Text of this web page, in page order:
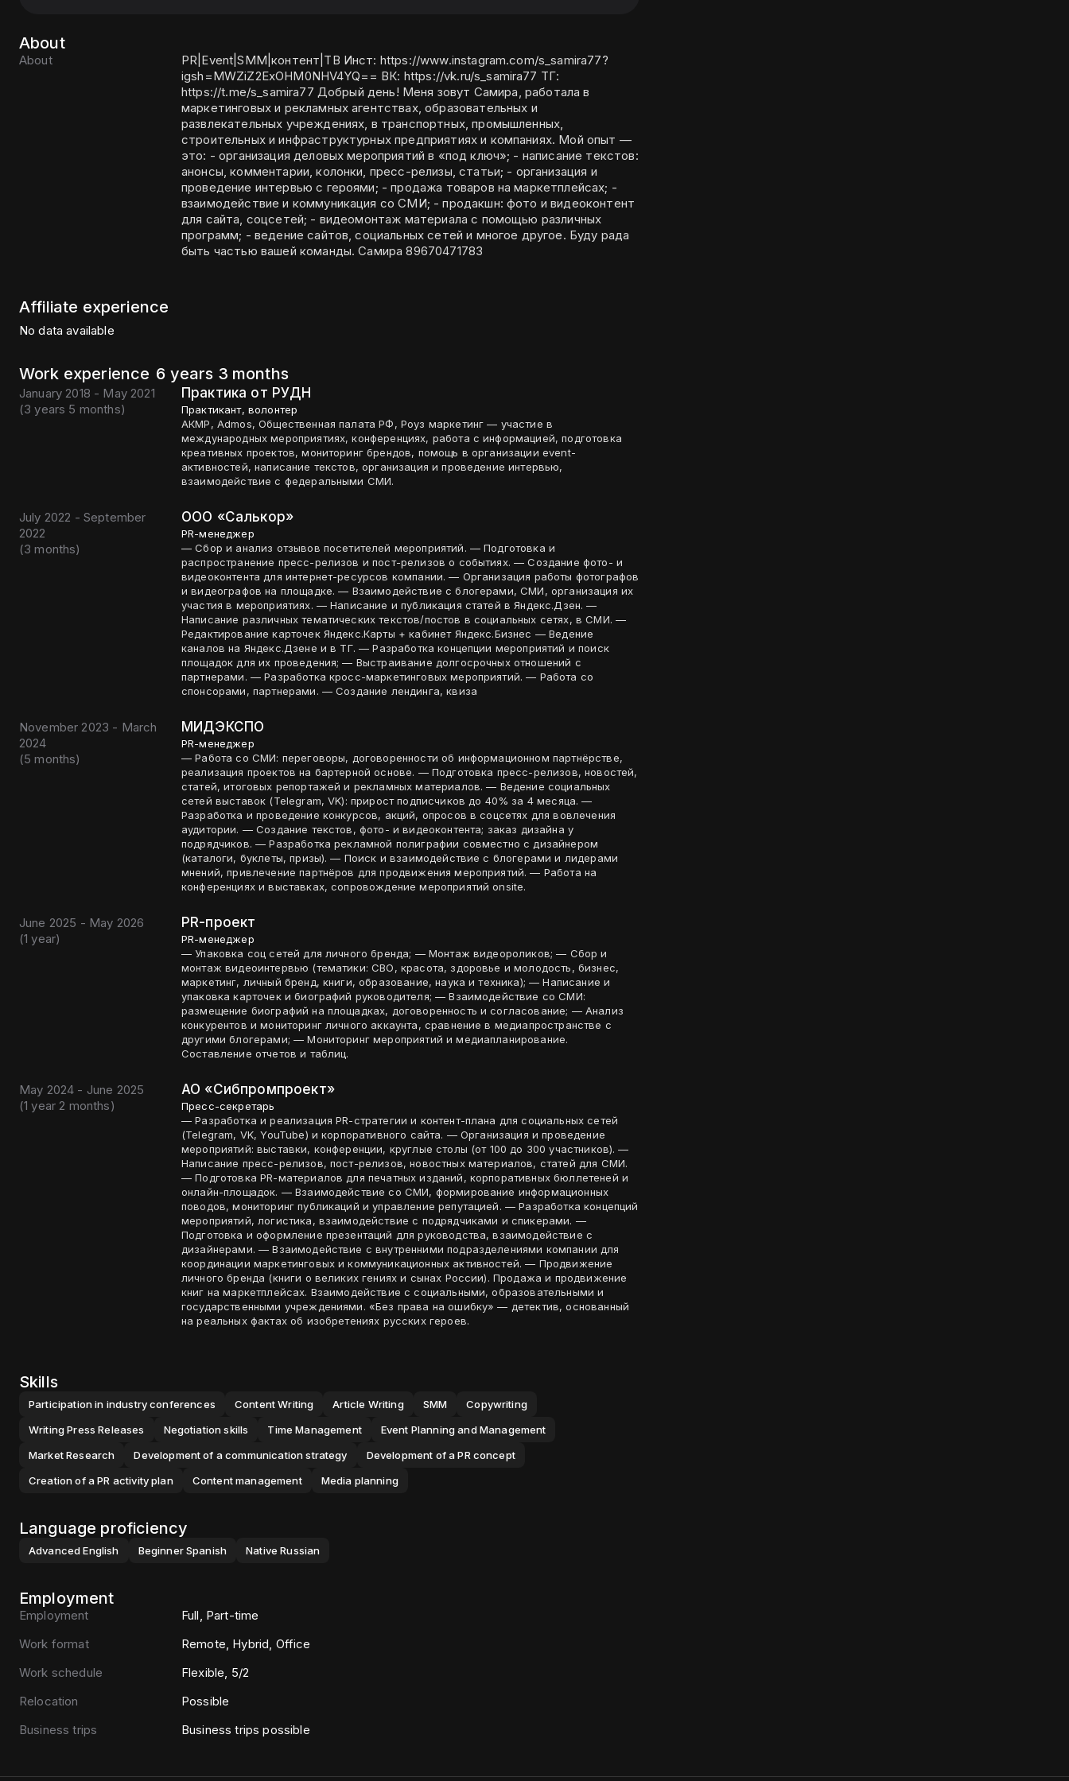
About
About
PR|Event|SMM|контент|ТВ Инст: https://www.instagram.com/s_samira77?
igsh=MWZiZ2ExOHM0NHV4YQ== ВК: https://vk.ru/s_samira77 ТГ:
https://t.me/s_samira77 Добрый день! Меня зовут Самира, работала в
маркетинговых и рекламных агентствах, образовательных и
развлекательных учреждениях, в транспортных, промышленных,
строительных и инфраструктурных предприятиях и компаниях. Мой опыт —
это: - организация деловых мероприятий в «под ключ»; - написание текстов:
анонсы, комментарии, колонки, пресс-релизы, статьи; - организация и
проведение интервью с героями; - продажа товаров на маркетплейсах; -
взаимодействие и коммуникация со СМИ; - продакшн: фото и видеоконтент
для сайта, соцсетей; - видеомонтаж материала с помощью различных
программ; - ведение сайтов, социальных сетей и многое другое. Буду рада
быть частью вашей команды. Самира 89670471783
Affiliate experience
No data available
Work experience 6 years 3 months
January 2018 - May 2021
(3 years 5 months)
Практика от РУДН
Практикант, волонтер
АКМР, Admos, Общественная палата РФ, Роуз маркетинг — участие в
международных мероприятиях, конференциях, работа с информацией, подготовка
креативных проектов, мониторинг брендов, помощь в организации event-
активностей, написание текстов, организация и проведение интервью,
взаимодействие с федеральными СМИ.
July 2022 - September
2022
(3 months)
ООО «Салькор»
PR-менеджер
— Сбор и анализ отзывов посетителей мероприятий. — Подготовка и
распространение пресс-релизов и пост-релизов о событиях. — Создание фото- и
видеоконтента для интернет-ресурсов компании. — Организация работы фотографов
и видеографов на площадке. — Взаимодействие с блогерами, СМИ, организация их
участия в мероприятиях. — Написание и публикация статей в Яндекс.Дзен. —
Написание различных тематических текстов/постов в социальных сетях, в СМИ. —
Редактирование карточек Яндекс.Карты + кабинет Яндекс.Бизнес — Ведение
каналов на Яндекс.Дзене и в ТГ. — Разработка концепции мероприятий и поиск
площадок для их проведения; — Выстраивание долгосрочных отношений с
партнерами. — Разработка кросс-маркетинговых мероприятий. — Работа со
спонсорами, партнерами. — Создание лендинга, квиза
November 2023 - March
2024
(5 months)
МИДЭКСПО
PR-менеджер
— Работа со СМИ: переговоры, договоренности об информационном партнёрстве,
реализация проектов на бартерной основе. — Подготовка пресс-релизов, новостей,
статей, итоговых репортажей и рекламных материалов. — Ведение социальных
сетей выставок (Telegram, VK): прирост подписчиков до 40% за 4 месяца. —
Разработка и проведение конкурсов, акций, опросов в соцсетях для вовлечения
аудитории. — Создание текстов, фото- и видеоконтента; заказ дизайна у
подрядчиков. — Разработка рекламной полиграфии совместно с дизайнером
(каталоги, буклеты, призы). — Поиск и взаимодействие с блогерами и лидерами
мнений, привлечение партнёров для продвижения мероприятий. — Работа на
конференциях и выставках, сопровождение мероприятий onsite.
June 2025 - May 2026
(1 year)
PR-проект
PR-менеджер
— Упаковка соц сетей для личного бренда; — Монтаж видеороликов; — Сбор и
монтаж видеоинтервью (тематики: СВО, красота, здоровье и молодость, бизнес,
маркетинг, личный бренд, книги, образование, наука и техника); — Написание и
упаковка карточек и биографий руководителя; — Взаимодействие со СМИ:
размещение биографий на площадках, договоренность и согласование; — Анализ
конкурентов и мониторинг личного аккаунта, сравнение в медиапространстве с
другими блогерами; — Мониторинг мероприятий и медиапланирование.
Составление отчетов и таблиц.
May 2024 - June 2025
(1 year 2 months)
АО «Сибпромпроект»
Пресс-секретарь
— Разработка и реализация PR-стратегии и контент-плана для социальных сетей
(Telegram, VK, YouTube) и корпоративного сайта. — Организация и проведение
мероприятий: выставки, конференции, круглые столы (от 100 до 300 участников). —
Написание пресс-релизов, пост-релизов, новостных материалов, статей для СМИ.
— Подготовка PR-материалов для печатных изданий, корпоративных бюллетеней и
онлайн-площадок. — Взаимодействие со СМИ, формирование информационных
поводов, мониторинг публикаций и управление репутацией. — Разработка концепций
мероприятий, логистика, взаимодействие с подрядчиками и спикерами. —
Подготовка и оформление презентаций для руководства, взаимодействие с
дизайнерами. — Взаимодействие с внутренними подразделениями компании для
координации маркетинговых и коммуникационных активностей. — Продвижение
личного бренда (книги о великих гениях и сынах России). Продажа и продвижение
книг на маркетплейсах. Взаимодействие с социальными, образовательными и
государственными учреждениями. «Без права на ошибку» — детектив, основанный
на реальных фактах об изобретениях русских героев.
Skills
Participation in industry conferences Content Writing Article Writing SMM
Copywriting
Writing Press Releases
Negotiation skills Time Management
Event Planning and Management
Market Research
Development of a communication strategy
Development of a PR concept
Creation of a PR activity plan
Content management Media planning
Language proficiency
Advanced English BeginnerSpanish Native Russian
Employment
Employment
Full, Part-time
Work format
Remote, Hybrid, Office
Work schedule
Flexible, 5/2
Relocation
Possible
Business trips
Business trips possible